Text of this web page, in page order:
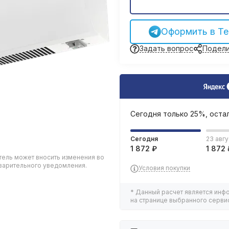
может вносить изменения во
уведомления.
Оформить в
Задать вопрос
Сегодня только 25%,
Сегодня
1 872 ₽
23
1 872
Условия покупки
* Данный расчет является
на странице выбранного